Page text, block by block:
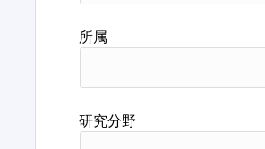
所属
研究分野